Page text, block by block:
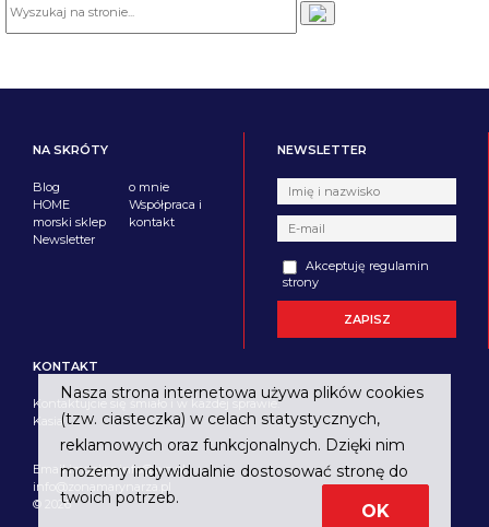
Nasza strona internetowa używa plików cookies
(tzw. ciasteczka) w celach statystycznych,
reklamowych oraz funkcjonalnych. Dzięki nim
możemy indywidualnie dostosować stronę do
twoich potrzeb.
OK
NA SKRÓTY
Blog
HOME
morski sklep
Newsletter
o mnie
Współpraca i
kontakt
NEWSLETTER
Akceptuję regulamin
strony
KONTAKT
Kontaktujcie się śmiało i w każdej sprawie.
Kasia
Email imagine.info@wp.pl
info@zonamarynarza.pl
© 2026